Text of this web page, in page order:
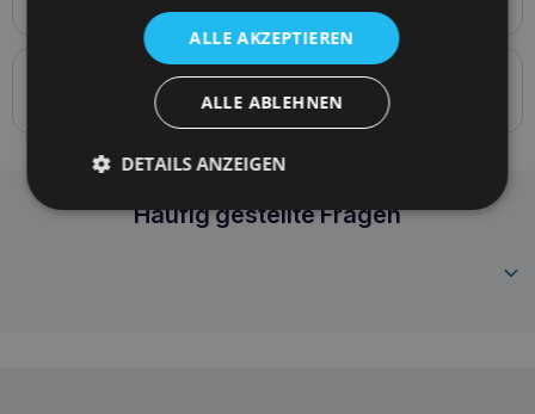
Discovery BeHappy verstellbares Geschirr L 30-45 [b] 45-
Details zur Konformität des Produkts mit den
Vorschriften: Produktverantwortung
Amiplay Discovery BeHappy verstellbares
Häufig gestellte Fragen
ALLE AKZEPTIEREN
ALLE ABLEHNEN
DETAILS ANZEIGEN